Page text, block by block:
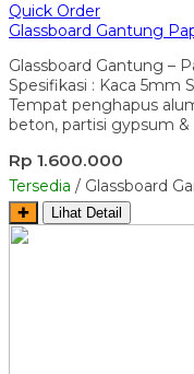
Quick Order
Glassboard Gantung
Glassboard Gantung –
Spesifikasi : Kaca 5mm
Tempat penghapus
beton, partisi gypsum
Rp 1.600.000
Tersedia / Glassboard
✚ Lihat Detail